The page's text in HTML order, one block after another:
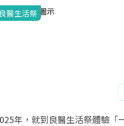
與健康韌性的距離
醫健康網從「換季的身體變化